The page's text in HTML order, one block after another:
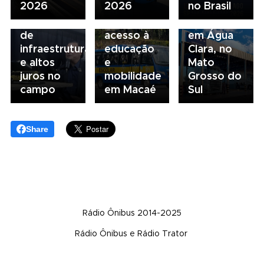
2026
2026
no Brasil
alerta para
gargalos
de
infraestrutura
e altos
juros no
campo
escolar
fortalece
acesso à
educação
e
mobilidade
em Macaé
inaugura
concessionária
em Água
Clara, no
Mato
Grosso do
Sul
Share
Rádio Ônibus 2014-2025
Rádio Ônibus e Rádio Trator